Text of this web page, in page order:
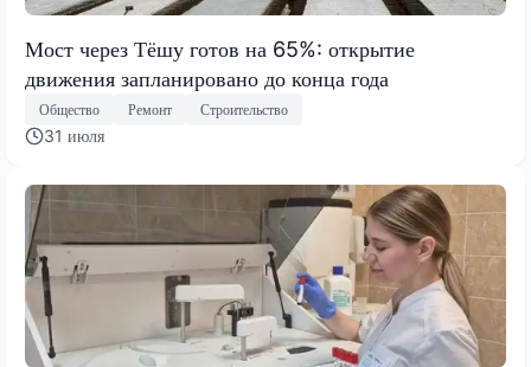
Мост через Тёшу готов на 65%: открытие
движения запланировано до конца года
Общество Ремонт Строительство
31 июля